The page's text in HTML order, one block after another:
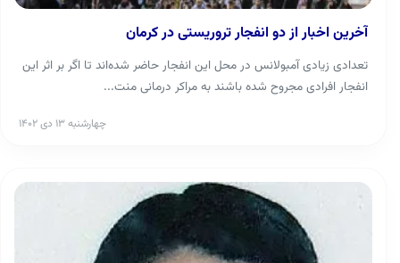
آخرین اخبار از دو انفجار تروریستی در کرمان
تعدادی زیادی آمبولانس در محل این انفجار حاضر شده‌اند تا اگر بر اثر این
انفجار افرادی مجروح شده باشند به مراکر درمانی منت...
چهارشنبه ۱۳ دی ۱۴۰۲